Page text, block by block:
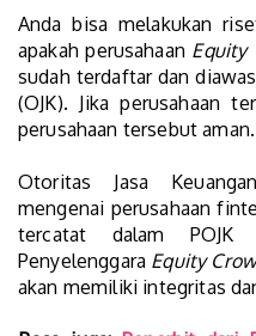
Anda bisa melakukan
apakah perusahaan Equity
sudah terdaftar dan
(OJK). Jika perusahaan
perusahaan tersebut aman.
Otoritas Jasa
mengenai perusahaan
tercatat dalam
Penyelenggara Equity
akan memiliki integritas